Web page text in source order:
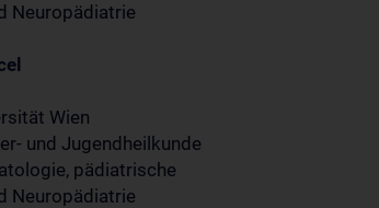
Neuropädiatrie
Wien
und Jugendheilkunde
pädiatrische
Neuropädiatrie